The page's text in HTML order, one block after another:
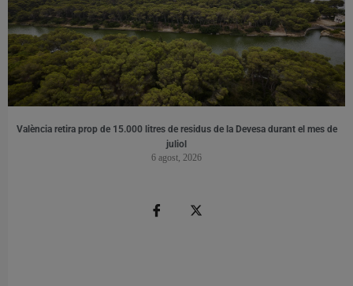
València retira prop de 15.000 litres de residus de la Devesa durant el mes de
juliol
6 agost, 2026